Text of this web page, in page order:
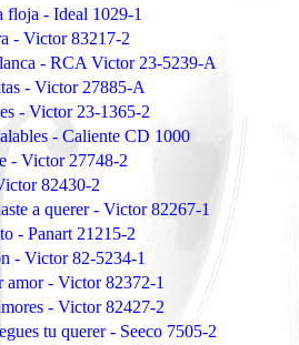
floja - Ideal 1029-1
- Victor 83217-2
- RCA Victor 23-5239-A
- Victor 27885-A
- Victor 23-1365-2
- Caliente CD 1000
- Victor 27748-2
82430-2
a querer - Victor 82267-1
- Panart 21215-2
- Victor 82-5234-1
amor - Victor 82372-1
- Victor 82427-2
tu querer - Seeco 7505-2